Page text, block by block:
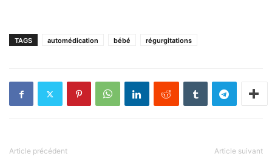
TAGS automédication bébé régurgitations
Article précédent Article suivant